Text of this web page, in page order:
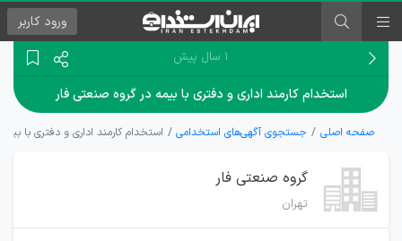
ورود کاربر
۱ سال پیش
استخدام کارمند اداری و دفتری با بیمه در گروه صنعتی فار
صفحه اصلی جستجوی آگهی‌های استخدامی استخدام کارمند اداری و دفتری با
گروه صنعتی فار
تهران